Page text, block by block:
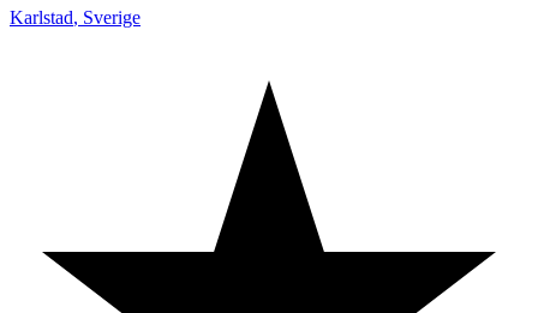
Karlstad, Sverige